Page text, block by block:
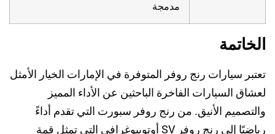
مدمجة
الخاتمة
تعتبر سيارات رنج روفر المتوفرة في الإمارات الخيار الأمثل
لعشاق السيارات الفاخرة الباحثين عن الأداء المميز
والتصميم الأنيق. من رنج روفر سبورت التي تقدم أداءً
رياضيًا إلى رنج روفر SV أوتوبيوغرافي التي تمثل قمة